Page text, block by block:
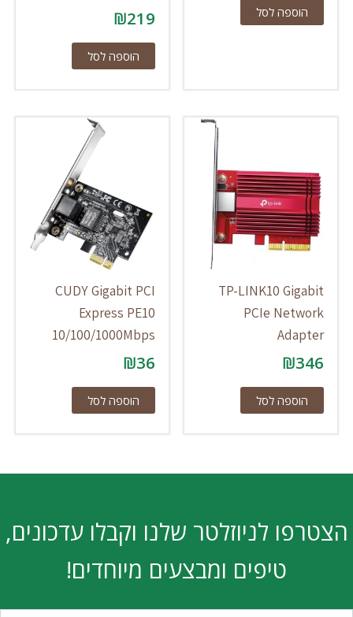
הוספה לסל ₪219
הוספה לסל
TP-LINK10 Gigabit
PCIe Network
Adapter
₪346
הוספה לסל
CUDY Gigabit PCI
Express PE10
10/100/1000Mbps
₪36
הוספה לסל
הצטרפו לניוזלטר שלנו וקבלו עדכונים,
טיפים ומבצעים מיוחדים!